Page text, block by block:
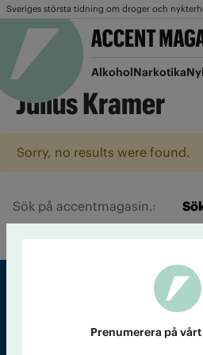
Sveriges största tidning om droger och
AlkoholNarkotika
Julius Kramer
Sorry, no results were found.
Prenumerera på